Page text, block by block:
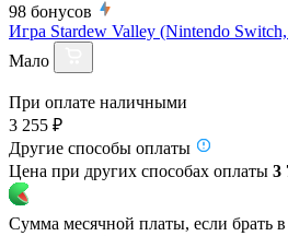
98 бонусов
Игра Stardew Valley (Nintendo
Мало
При оплате наличными
3 255 ₽
Другие способы оплаты
Цена при других способах оплаты 3
Сумма месячной платы, если брать в